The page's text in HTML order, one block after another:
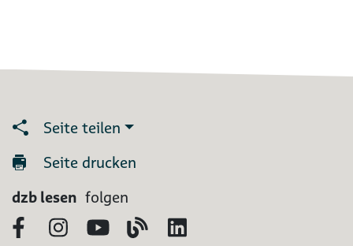
Seite teilen
Seite drucken
dzb lesen folgen
FacebookInstagram
YouTubeBlog